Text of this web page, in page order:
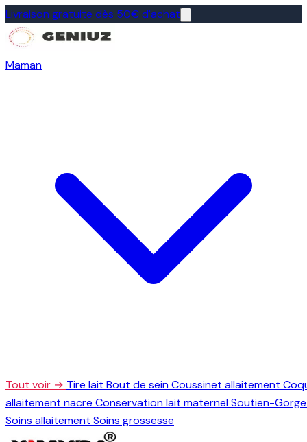
Livraison gratuite dès 50€ d'achat
Maman
Tout voir → Tire lait Bout de seinCoussinet allaitement
allaitement nacre Conservation lait maternelSoutien-
Soins allaitement Soins grossesse